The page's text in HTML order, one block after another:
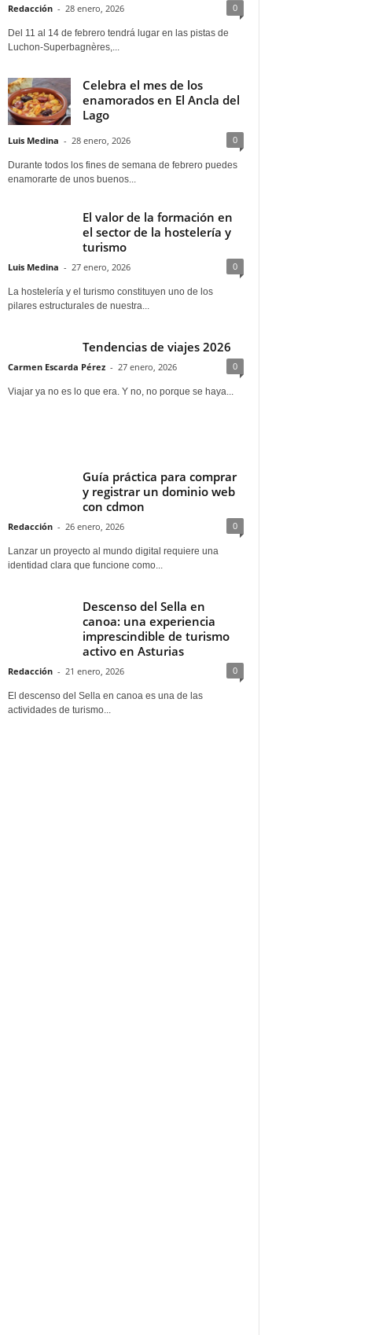
Redacción - 28 enero, 2026 0
Del 11 al 14 de febrero tendrá lugar en las pistas de
Luchon-Superbagnères,...
Celebra el mes de los
enamorados en El Ancla del
Lago
Luis Medina - 28 enero, 2026 0
Durante todos los fines de semana de febrero puedes
enamorarte de unos buenos...
El valor de la formación en
el sector de la hostelería y
turismo
Luis Medina - 27 enero, 2026 0
La hostelería y el turismo constituyen uno de los
pilares estructurales de nuestra...
Tendencias de viajes 2026
Carmen Escarda Pérez - 27 enero, 2026 0
Viajar ya no es lo que era. Y no, no porque se haya...
Guía práctica para comprar
y registrar un dominio web
con cdmon
Redacción - 26 enero, 2026 0
Lanzar un proyecto al mundo digital requiere una
identidad clara que funcione como...
Descenso del Sella en
canoa: una experiencia
imprescindible de turismo
activo en Asturias
Redacción - 21 enero, 2026 0
El descenso del Sella en canoa es una de las
actividades de turismo...